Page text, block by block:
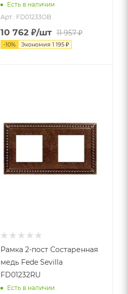
Есть в наличии
Арт.: FD01233OB
10 762₽/шт 11 957₽
-10% Экономия 1 195₽
Рамка 2-пост Состаренная
медь Fede Sevilla
FD01232RU
Есть в наличии